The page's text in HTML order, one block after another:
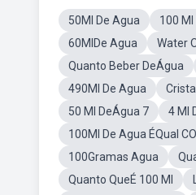
50Ml De Agua 100 Ml
60MlDe Agua
Water
Quanto Beber DeÁgua
490Ml De Agua
50 Ml DeÁgua 7
4 Ml
100Ml De Agua ÉQual
100Gramas Agua
Quanto QueÉ 100 Ml